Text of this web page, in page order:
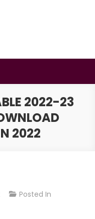
2022-23
2022
On
Posted In